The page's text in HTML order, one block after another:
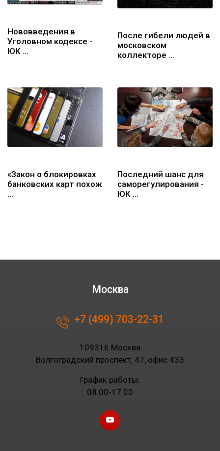
Нововведения в
Уголовном кодексе -
ЮК …
После гибели людей в
московском
коллекторе …
«Закон о блокировках
банковских карт похож
…
Последний шанс для
саморегулирования -
ЮК …
Москва
+7 (499) 703-22-31
109316 Москва
Волгоградский проспект, 47, офис 433
График работы:
08.00-17.00